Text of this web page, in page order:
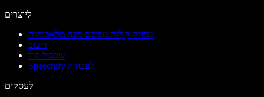
ליוצרים
מחולל קולות מבוסס בינה מלאכותית
דיבוב
שכפול קול
Speechify לעבודה
לעסקים